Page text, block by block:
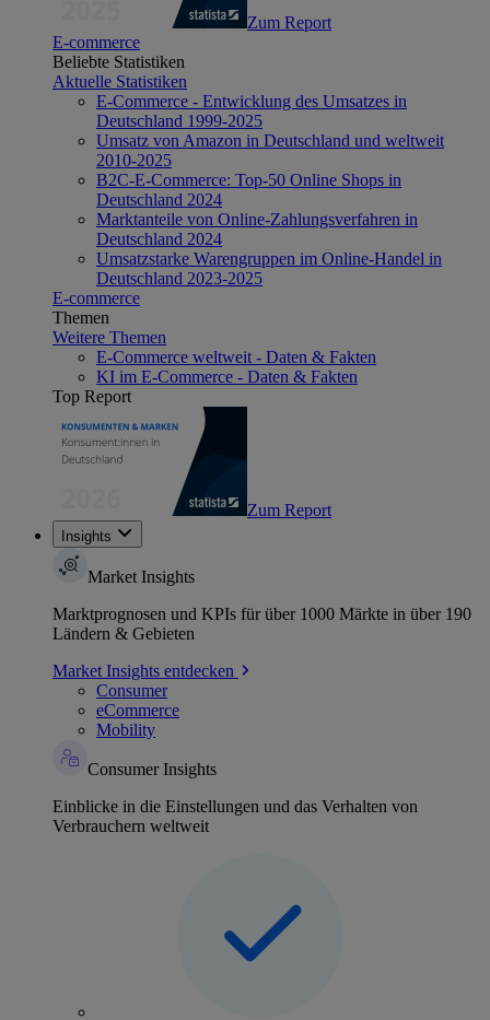
Zum Report
E-commerce
Beliebte Statistiken
Aktuelle Statistiken
E-Commerce - Entwicklung des Umsatzes in
Deutschland 1999-2025
Umsatz von Amazon in Deutschland und weltweit
2010-2025
B2C-E-Commerce: Top-50 Online Shops in
Deutschland 2024
Marktanteile von Online-Zahlungsverfahren in
Deutschland 2024
Umsatzstarke Warengruppen im Online-Handel in
Deutschland 2023-2025
E-commerce
Themen
Weitere Themen
E-Commerce weltweit - Daten & Fakten
KI im E-Commerce - Daten & Fakten
Top Report
Zum Report
Insights
Market Insights
Marktprognosen und KPIs für über 1000 Märkte in über 190
Ländern & Gebieten
Market Insights entdecken
Consumer
eCommerce
Mobility
Consumer Insights
Einblicke in die Einstellungen und das Verhalten von
Verbrauchern weltweit